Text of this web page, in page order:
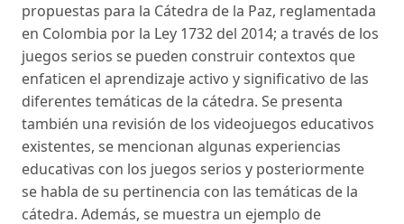
propuestas para la Cátedra de la Paz, reglamentada
en Colombia por la Ley 1732 del 2014; a través de los
juegos serios se pueden construir contextos que
enfaticen el aprendizaje activo y significativo de las
diferentes temáticas de la cátedra. Se presenta
también una revisión de los videojuegos educativos
existentes, se mencionan algunas experiencias
educativas con los juegos serios y posteriormente
se habla de su pertinencia con las temáticas de la
cátedra. Además, se muestra un ejemplo de